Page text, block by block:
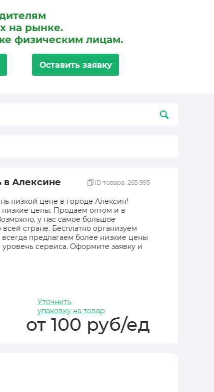
на рынке.
физическим лицам.
Оставить заявку
в Алексине ID товара: 265 995
низкой цене в городе Алексин!
низкие цены. Продаем оптом и в
у нас самое большое
всей стране. Бесплатно организуем
предлагаем более низкие цены
сервиса. Оформите заявку и
Уточнить
упаковку на товар
от 100 руб/ед